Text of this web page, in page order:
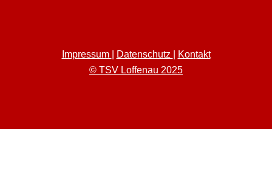
Impressum Datenschutz
Kontakt
© TSV Loffenau 2025